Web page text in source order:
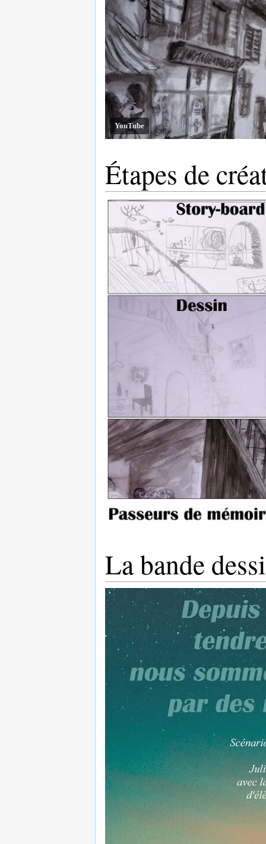
YouTube
Étapes de
La bande